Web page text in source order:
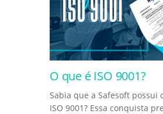
O que é ISO 9001?
Sabia que a Safesoft possui
ISO 9001? Essa conquista